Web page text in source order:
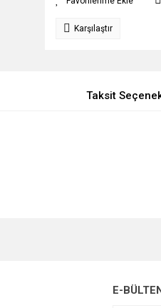
Karşılaştır
Taksit
E-